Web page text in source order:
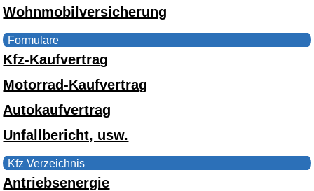
Wohnmobilversicherung
Formulare
Kfz-Kaufvertrag
Motorrad-Kaufvertrag
Autokaufvertrag
Unfallbericht, usw.
Kfz Verzeichnis
Antriebsenergie